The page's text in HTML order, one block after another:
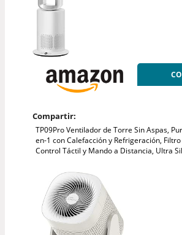
Compartir:
TP09Pro Ventilador de Torre Sin Aspas,
en-1 con Calefacción y Refrigeración, Filtro
Control Táctil y Mando a Distancia, Ultra